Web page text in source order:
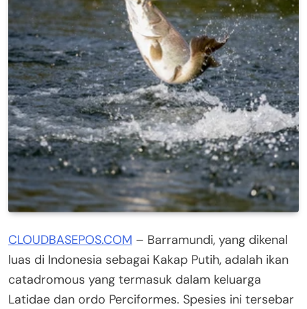
CLOUDBASEPOS.COM – Barramundi, yang dikenal
luas di Indonesia sebagai Kakap Putih, adalah ikan
catadromous yang termasuk dalam keluarga
Latidae dan ordo Perciformes. Spesies ini tersebar